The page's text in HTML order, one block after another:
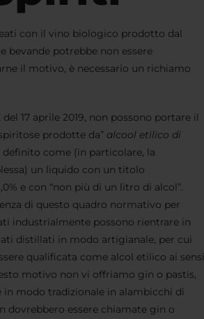
con il vino biologico prodotto dal
bevande potrebbe non essere
il motivo, è necessario un richiamo
17 aprile 2019, non possono portare il
prodotte da” alcool etilico di
come (in particolare, la
un liquido con un titolo
e con “non più di un litro di alcol”.
di questo quadro normativo per
industrialmente possono rientrare in
distillati in modo artigianale, per cui
qualificata come alcol etilico ai sensi
motivo non vi offriamo gin o pastis,
modo tradizionale in alambicchi di
dovrebbero essere chiamate gin o